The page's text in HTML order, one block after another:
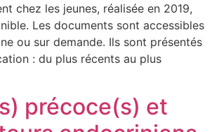
chez les jeunes, réalisée en 2019,
Les documents sont accessibles
ou sur demande. Ils sont présentés
: du plus récents au plus
précoce(s) et